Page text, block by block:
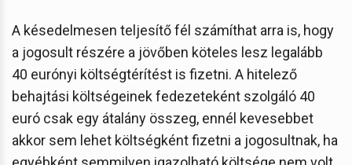
A késedelmesen teljesítő fél számíthat arra is, hogy
a jogosult részére a jövőben köteles lesz legalább
40 eurónyi költségtérítést is fizetni. A hitelező
behajtási költségeinek fedezeteként szolgáló 40
euró csak egy átalány összeg, ennél kevesebbet
akkor sem lehet költségként fizetni a jogosultnak, ha